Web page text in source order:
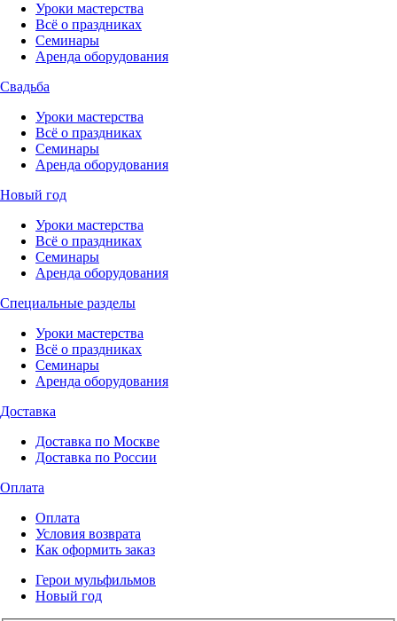
Уроки мастерства
Всё о праздниках
Семинары
Аренда оборудования
Свадьба
Уроки мастерства
Всё о праздниках
Семинары
Аренда оборудования
Новый год
Уроки мастерства
Всё о праздниках
Семинары
Аренда оборудования
Специальные разделы
Уроки мастерства
Всё о праздниках
Семинары
Аренда оборудования
Доставка
Доставка по Москве
Доставка по России
Оплата
Оплата
Условия возврата
Как оформить заказ
Герои мульфильмов
Новый год